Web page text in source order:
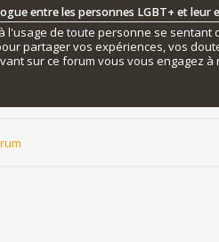
entre les personnes LGBT+ et leur
l'usage de toute personne se
partager vos expériences, vos
sur ce forum vous vous engagez à